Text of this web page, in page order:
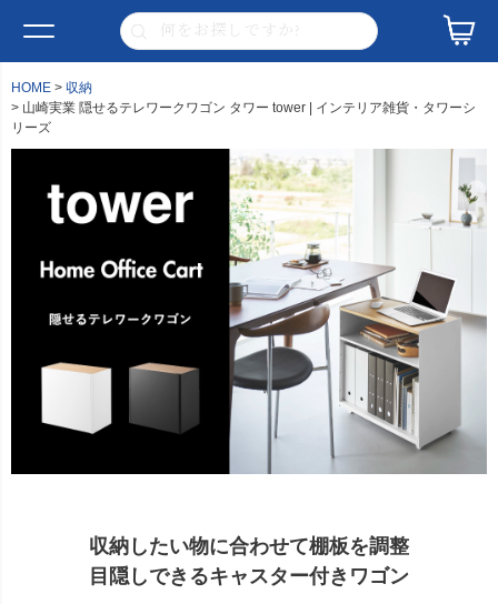
HOME
収納
山崎実業 隠せるテレワークワゴン タワー tower | インテリア雑貨・タワーシ
リーズ
収納したい物に合わせて棚板を調整
目隠しできるキャスター付きワゴン